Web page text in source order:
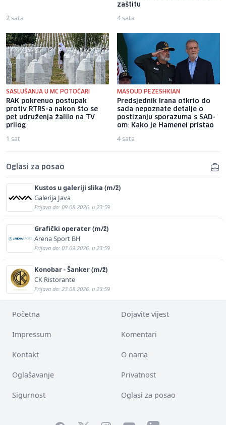
2 sata
zaštitu
4 sata
SASLUŠANJA U MC POTOČARI
RAK pokrenuo postupak
protiv RTRS-a nakon što se
pet udruženja žalilo na TV
prilog
1 sat
MASOUD PEZESHKIAN
Predsjednik Irana otkrio do
sada nepoznate detalje o
postizanju sporazuma s SAD-
om: Kako je Hamenei pristao
4 sata
Oglasi za posao
Kustos u galeriji slika (m/ž)
Galerija Java
Prijava do: 09.08.2026. u 23:59
Grafički operater (m/ž)
Arena Sport BH
Prijava do: 03.09.2026. u 23:59
Konobar - Šanker (m/ž)
CK Ristorante
Prijava do: 23.08.2026. u 23:59
Početna Dojavite vijest
Impressum Komentari
Kontakt O nama
Oglašavanje Privatnost
Sigurnost Oglasi za posao